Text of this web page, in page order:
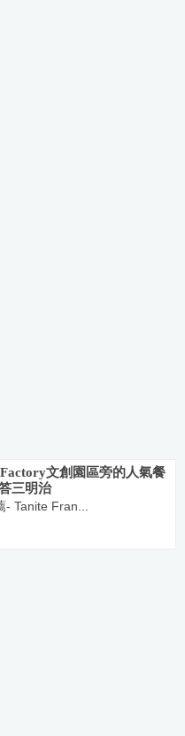
文創園區旁的人氣餐
三明治
Tanite Fran...